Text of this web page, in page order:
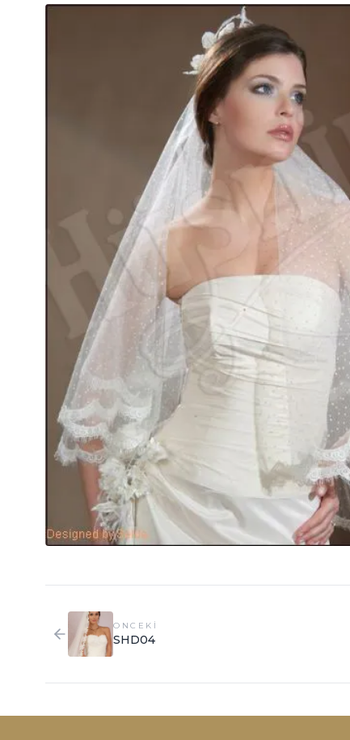
ONCEKI
SHD04